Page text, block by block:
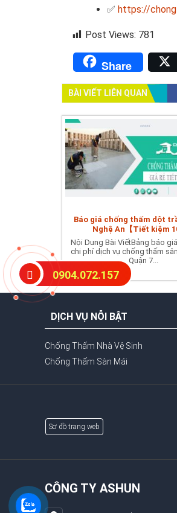
✅ https://
Post Views: 781
Share
BÀI VIẾT LIÊN QUAN
Báo giá chống thấm dột
Nghệ An【Tiết kiệm
Nội Dung Bài ViếtBảng báo
chi phí dịch vụ chống thấm
Quận 7...
DỊCH VỤ NỖI BẬT
Chống Thấm Nhà Vệ Sinh
Chống Thấm Sàn Mái
Sơ đồ trang web
CÔNG TY ASHUN
0904.072.157